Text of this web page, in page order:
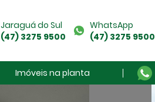
Jaraguá do Sul
(47) 3275 9500
WhatsApp
(47) 3275 9500
Imóveis na planta